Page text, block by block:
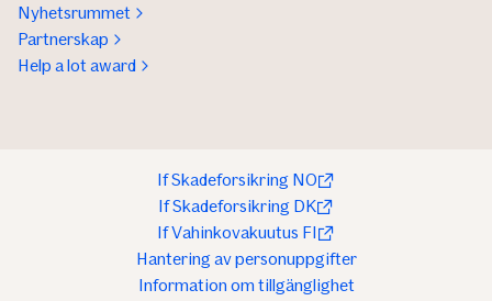
Nyhetsrummet
Partnerskap
Help a lot award
If Skadeforsikring NO
If Skadeforsikring DK
If Vahinkovakuutus FI
Hantering av personuppgifter
Information om tillgänglighet